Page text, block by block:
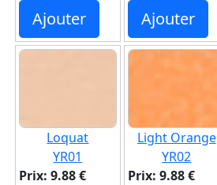
Ajouter Ajouter
Loquat
YR01
Prix: 9.88 €
Light Orange
YR02
Prix: 9.88 €